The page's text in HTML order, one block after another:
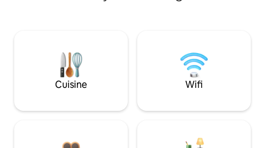
Cuisine Wifi